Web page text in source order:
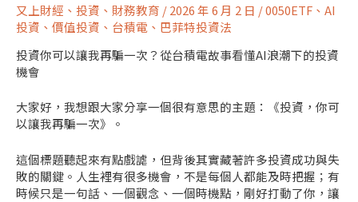
又上財經 、 投資 、 財務教育 /2026 年 6 月 2 日 /0050ETF 、 AI
投資 、 價值投資 、 台積電 、 巴菲特投資法
投資你可以讓我再騙一次？從台積電故事看懂AI浪潮下的投資
機會
大家好，我想跟大家分享一個很有意思的主題：《投資，你可
以讓我再騙一次》。
這個標題聽起來有點戲謔，但背後其實藏著許多投資成功與失
敗的關鍵。人生裡有很多機會，不是每個人都能及時把握；有
時候只是一句話、一個觀念、一個時機點，剛好打動了你，讓